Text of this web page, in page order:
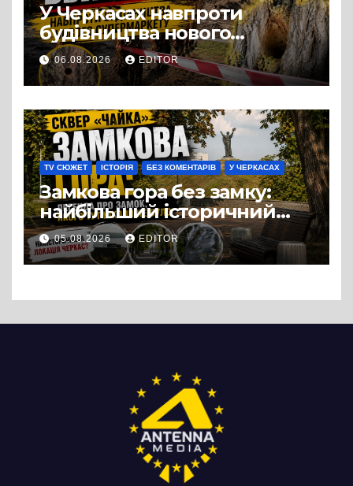
У Черкасах навпроти
будівництва нового
супермаркету VARUS на
проспекті Перемоги всохли
дерева. І це навряд чи
можна назвати
випадковістю
06.08.2026 EDITOR
TV СЮЖЕТ ІСТОРІЯ БЕЗ КОМЕНТАРІВ У ЧЕРКАСАХ
Замкова гора без замку:
найбільший історичний
міф Черкас
05.08.2026 EDITOR